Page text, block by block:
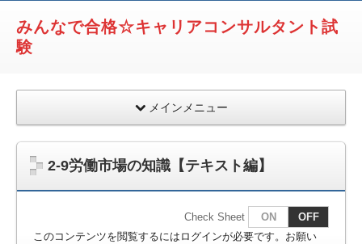
みんなで合格☆キャリアコンサルタント試
験
メインメニュー
2-9労働市場の知識【テキスト編】
Check Sheet ON
OFF
このコンテンツを閲覧するにはログインが必要です。お願い